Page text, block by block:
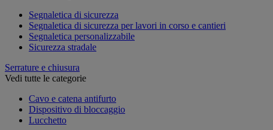
Segnaletica di sicurezza
Segnaletica di sicurezza per lavori in corso e cantieri
Segnaletica personalizzabile
Sicurezza stradale
Serrature e chiusura
Vedi tutte le categorie
Cavo e catena antifurto
Dispositivo di bloccaggio
Lucchetto